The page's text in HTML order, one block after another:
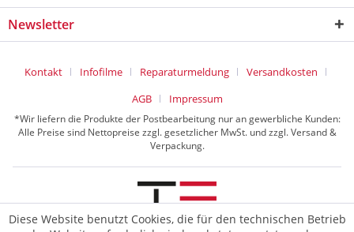
Newsletter
Kontakt Infofilme Reparaturmeldung
Versandkosten
AGB
Impressum
*Wir liefern die Produkte der Postbearbeitung nur an gewerbliche Kunden:
Alle Preise sind Nettopreise zzgl. gesetzlicher MwSt. und zzgl. Versand &
Verpackung.
Diese Website benutzt Cookies, die für den technischen Betrieb